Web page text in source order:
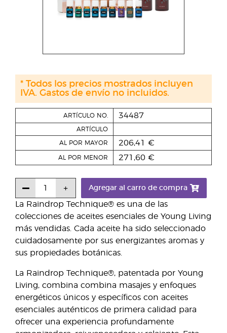
La Raindrop Technique® es una de las
colecciones de aceites esenciales de Young Living
más vendidas. Cada aceite ha sido seleccionado
cuidadosamente por sus energizantes aromas y
sus propiedades botánicas.
La Raindrop Technique®, patentada por Young
Living, combina combina masajes y enfoques
energéticos únicos y específicos con aceites
esenciales auténticos de primera calidad para
ofrecer una experiencia profundamente
ARTÍCULO NO. 34487
ARTÍCULO
AL POR MAYOR 206,41 €
AL POR MENOR 271,60 €
Agregar al carro de compra
* Todos los precios mostrados incluyen
IVA. Gastos de envío no incluidos.